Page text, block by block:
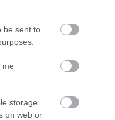
be sent to
me
storage
on web or